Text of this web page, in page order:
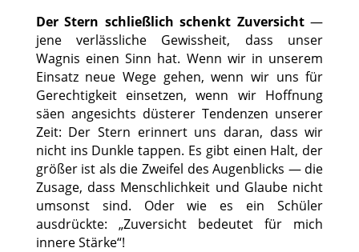
Der Stern schließlich schenkt Zuversicht—
jene verlässliche Gewissheit, dass unser
Wagnis einen Sinn hat. Wenn wir in unserem
Einsatz neue Wege gehen, wenn wir uns für
Gerechtigkeit einsetzen, wenn wir Hoffnung
säen angesichts düsterer Tendenzen unserer
Zeit: Der Stern erinnert uns daran, dass wir
nicht ins Dunkle tappen. Es gibt einen Halt, der
größer ist als die Zweifel des Augenblicks — die
Zusage, dass Menschlichkeit und Glaube nicht
umsonst sind. Oder wie es ein Schüler
ausdrückte: „Zuversicht bedeutet für mich
innere Stärke“!